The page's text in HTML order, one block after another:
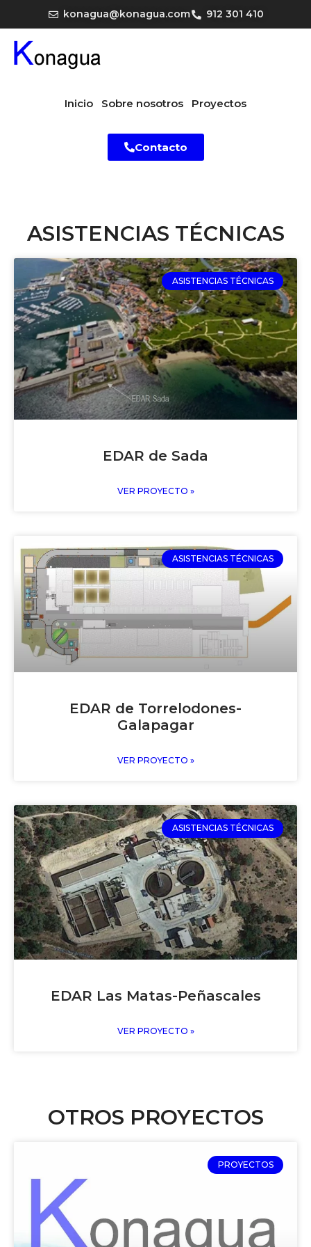
konagua@konagua.com 912 301 410
Inicio Sobre nosotros Proyectos
Contacto
ASISTENCIAS TÉCNICAS
ASISTENCIAS TÉCNICAS
EDAR de Sada
VER PROYECTO »
ASISTENCIAS TÉCNICAS
EDAR de Torrelodones-
Galapagar
VER PROYECTO »
ASISTENCIAS TÉCNICAS
EDAR Las Matas-Peñascales
VER PROYECTO »
OTROS PROYECTOS
PROYECTOS